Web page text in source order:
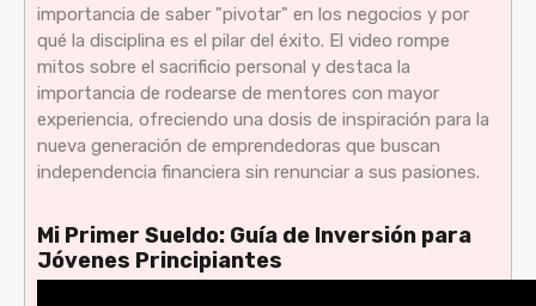
importancia de saber "pivotar" en los negocios y por
qué la disciplina es el pilar del éxito. El video rompe
mitos sobre el sacrificio personal y destaca la
importancia de rodearse de mentores con mayor
experiencia, ofreciendo una dosis de inspiración para la
nueva generación de emprendedoras que buscan
independencia financiera sin renunciar a sus pasiones.
Mi Primer Sueldo: Guía de Inversión para
Jóvenes Principiantes